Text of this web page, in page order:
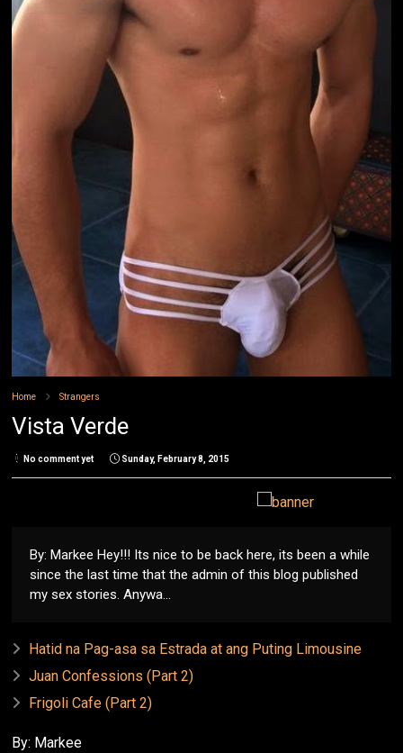
Home Strangers
Vista Verde
No comment yet Sunday, February 8, 2015
By: Markee Hey!!! Its nice to be back here, its been a while
since the last time that the admin of this blog published
my sex stories. Anywa...
Hatid na Pag-asa sa Estrada at ang Puting Limousine
Juan Confessions (Part 2)
Frigoli Cafe (Part 2)
By: Markee